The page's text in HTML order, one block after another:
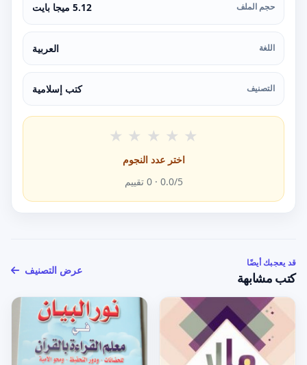
حجم الملف 5.12 ميجا بايت
اللغة العربية
التصنيف كتب إسلامية
★ ★ ★ ★ ★
اختر عدد النجوم
0.0/5 ·
0 تقييم
قد يعجبك أيضًا
كتب مشابهة
عرض التصنيف